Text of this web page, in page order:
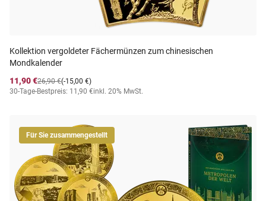
Kollektion vergoldeter Fächermünzen zum chinesischen
Mondkalender
11,90 €
(-15,00 €)
26,90 €
30-Tage-Bestpreis: 11,90 €inkl. 20% MwSt.
Für Sie zusammengestellt